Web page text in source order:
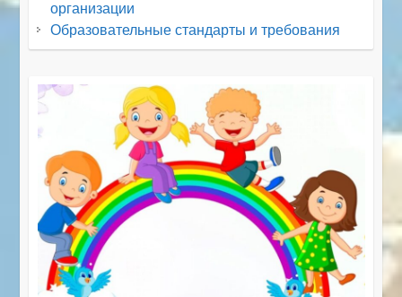
организации
Образовательные стандарты и требования